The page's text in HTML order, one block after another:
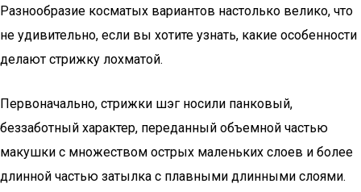
Разнообразие косматых вариантов настолько велико, что
не удивительно, если вы хотите узнать, какие особенности
делают стрижку лохматой.
Первоначально, стрижки шэг носили панковый,
беззаботный характер, переданный объемной частью
макушки с множеством острых маленьких слоев и более
длинной частью затылка с плавными длинными слоями.